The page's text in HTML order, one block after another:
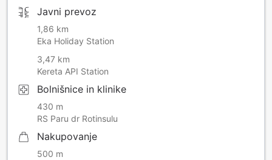
Javni prevoz
1,86 km
Eka Holiday Station
3,47 km
Kereta API Station
Bolnišnice in klinike
430 m
RS Paru dr Rotinsulu
Nakupovanje
500 m